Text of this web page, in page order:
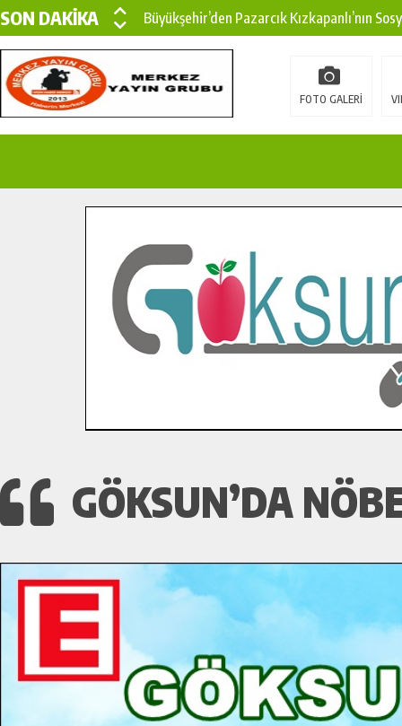
SON DAKİKA
Büyükşehir’den Pazarcık Kızkapanlı’nın
Büyükşehir’den Pazarcık Kırsalına Modern
Çin’den KSÜ’ye Uluslararası Başarı:
İlçe Jandarma Komutanı Karakaya’dan
Bertiz’in Yeni Köprüsünde Sona Doğru.
FOTO GALERİ
GÖKSUN’DA